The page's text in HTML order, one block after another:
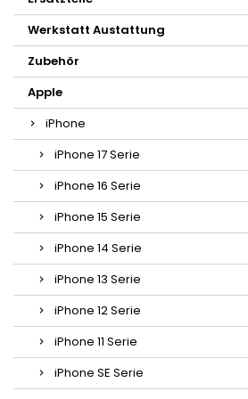
Werkstatt Austattung
Zubehör
Apple
iPhone
iPhone 17 Serie
iPhone 16 Serie
iPhone 15 Serie
iPhone 14 Serie
iPhone 13 Serie
iPhone 12 Serie
iPhone 11 Serie
iPhone SE Serie